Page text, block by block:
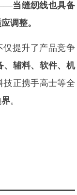
——当缝纫线也具备
调整。
提升了产品竞争
、辅料、软件、机
技正携手高士等全
。